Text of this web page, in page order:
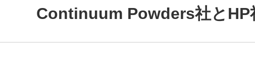
Continuum Powders社とHP